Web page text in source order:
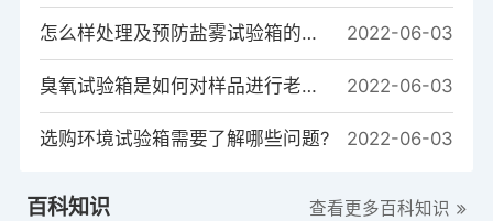
怎么样处理及预防盐雾试验箱的常见故障 2022-06-03
臭氧试验箱是如何对样品进行老化测试的？ 2022-06-03
选购环境试验箱需要了解哪些问题? 2022-06-03
百科知识 查看更多百科知识